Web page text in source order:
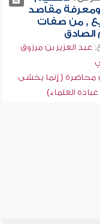
مقاصد
, من صفات
الصادق
عبد العزيز بن مرزوق
محاضرة ( إنما يخشى
العلماء)